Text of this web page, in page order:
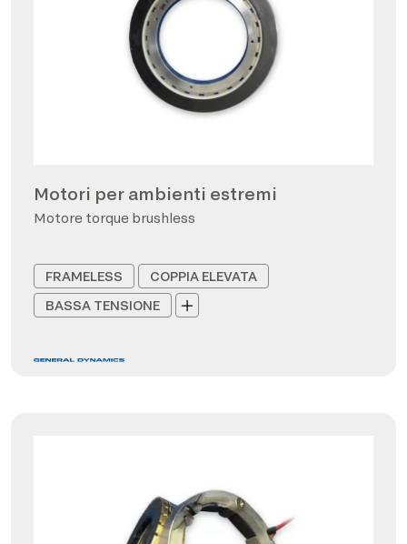
Motori per ambienti estremi
Motore torque brushless
FRAMELESS
COPPIA ELEVATA
BASSA TENSIONE